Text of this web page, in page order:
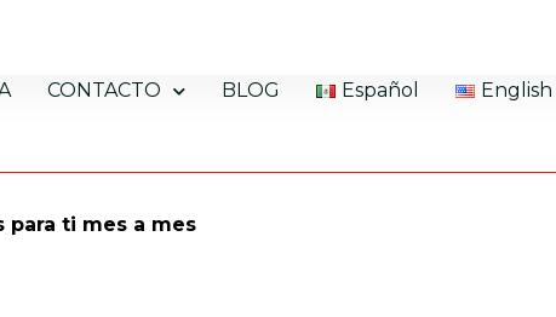
CONTACTO BLOG Español English
ti mes a mes